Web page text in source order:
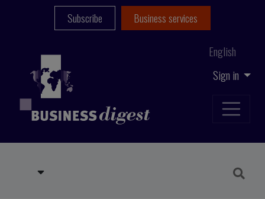
Sign in
English
Subscribe Business services